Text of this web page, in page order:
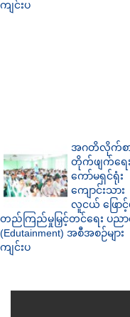
ကျင်းပ
အဂတိလိုက်စာ
တိုက်ဖျက်ရေး
ကော်မရှင်ရုံး
ကျောင်းသား
လူငယ် ဖြော
တည်ကြည်မှုမြှင့်တင်ရေး ပညာ
(Edutainment) အစီအစဉ်များ
ကျင်းပ